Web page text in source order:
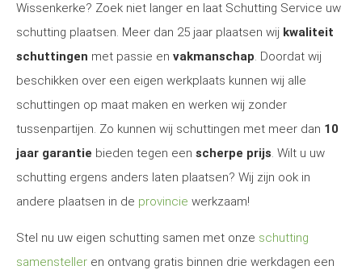
Wissenkerke? Zoek niet langer en laat Schutting Service uw
schutting plaatsen. Meer dan 25 jaar plaatsen wij kwaliteit
schuttingen met passie en vakmanschap. Doordat wij
beschikken over een eigen werkplaats kunnen wij alle
schuttingen op maat maken en werken wij zonder
tussenpartijen. Zo kunnen wij schuttingen met meer dan 10
jaar garantie bieden tegen een scherpe prijs. Wilt u uw
schutting ergens anders laten plaatsen? Wij zijn ook in
andere plaatsen in de provincie werkzaam!
Stel nu uw eigen schutting samen met onze schutting
samensteller en ontvang gratis binnen drie werkdagen een